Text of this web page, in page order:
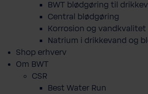
BWT blødgøring til
Central blødgøring
Korro­sion og vand­kva­litet
Natrium i drikkevand og
Shop erhverv
Om BWT
CSR
Best Water Run